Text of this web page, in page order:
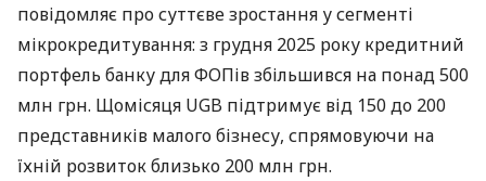
повідомляє про суттєве зростання у сегменті
мікрокредитування: з грудня 2025 року кредитний
портфель банку для ФОПів збільшився на понад 500
млн грн. Щомісяця UGB підтримує від 150 до 200
представників малого бізнесу, спрямовуючи на
їхній розвиток близько 200 млн грн.